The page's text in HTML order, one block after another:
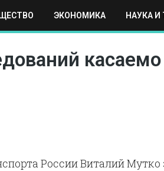
ЭКОНОМИКА НАУКА И
СПОРТ МОСКВА РЕГИОНЫ
России Виталий Мутко